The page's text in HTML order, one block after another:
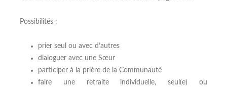
Possibilités :
prier seul ou avec d’autres
dialoguer avec une Sœur
participer à la prière de la Communauté
faire une retraite individuelle, seul(e) ou